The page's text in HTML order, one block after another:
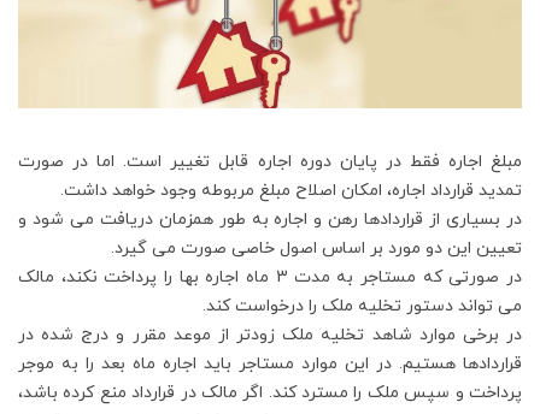
مبلغ اجاره فقط در پایان دوره اجاره قابل تغییر است. اما در صورت
تمدید قرارداد اجاره، امکان اصلاح مبلغ مربوطه وجود خواهد داشت.
در بسیاری از قراردادها رهن و اجاره به طور همزمان دریافت می شود و
تعیین این دو مورد بر اساس اصول خاصی صورت می گیرد.
در صورتی که مستاجر به مدت 3 ماه اجاره بها را پرداخت نکند، مالک
می تواند دستور تخلیه ملک را درخواست کند.
در برخی موارد شاهد تخلیه ملک زودتر از موعد مقرر و درج شده در
قراردادها هستیم. در این موارد مستاجر باید اجاره ماه بعد را به موجر
پرداخت و سپس ملک را مسترد کند. اگر مالک در قرارداد منع کرده باشد،